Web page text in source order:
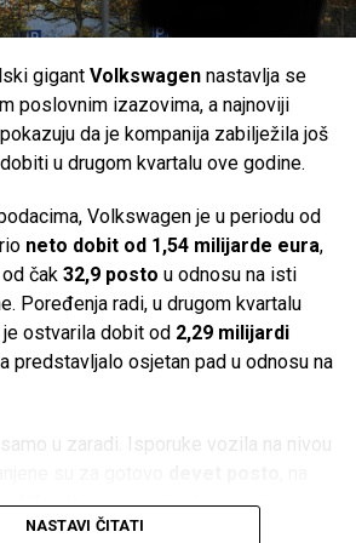
i milijunskim investicijama,
već 2022. godine. Kompanija je
od Applea, dok su inflacija,
ekonomije, slabija potražnja za
snabdijevanja dodatno pogoršali
baterije za električna vozila nisu
uspjeh. Njihov jedini poznati
, a proizvod je ostao ograničen na
automobila.
radnih mjesta. Predstavnici
mikrobiološkog onečišćenja mora.
Post
Tweet Share
Mail
gigant Volkswagennastavlja se
poslovnim izazovima, a najnoviji
da je kompanija zabilježila još
u drugom kvartalu ove godine.
Volkswagen je u periodu od
neto dobit od 1,54 milijarde eura,
čak 32,9 posto u odnosu na isti
Poređenja radi, u drugom kvartalu
ostvarila dobit od 2,29 milijardi
predstavljalo osjetan pad u odnosu na
u zaradi. Isporuke vozila na nivou
, dok je najveći udarac došao s
u Kini pala je za više od
NASTAVI ČITATI